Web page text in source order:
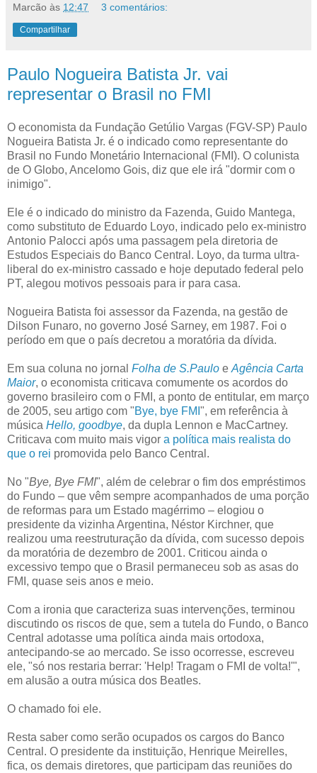
Marcão às 12:47 3 comentários:
Compartilhar
Paulo Nogueira Batista Jr. vai
representar o Brasil no FMI
O economista da Fundação Getúlio Vargas (FGV-SP) Paulo
Nogueira Batista Jr. é o indicado como representante do
Brasil no Fundo Monetário Internacional (FMI). O colunista
de O Globo, Ancelomo Gois, diz que ele irá "dormir com o
inimigo".
Ele é o indicado do ministro da Fazenda, Guido Mantega,
como substituto de Eduardo Loyo, indicado pelo ex-ministro
Antonio Palocci após uma passagem pela diretoria de
Estudos Especiais do Banco Central. Loyo, da turma ultra-
liberal do ex-ministro cassado e hoje deputado federal pelo
PT, alegou motivos pessoais para ir para casa.
Nogueira Batista foi assessor da Fazenda, na gestão de
Dilson Funaro, no governo José Sarney, em 1987. Foi o
período em que o país decretou a moratória da dívida.
Em sua coluna no jornal Folha de S.Paulo e Agência Carta
Maior, o economista criticava comumente os acordos do
governo brasileiro com o FMI, a ponto de entitular, em março
de 2005, seu artigo com "Bye, bye FMI ", em referência à
música Hello, goodbye, da dupla Lennon e MacCartney.
Criticava com muito mais vigor a política mais realista do
que o rei promovida pelo Banco Central.
No "Bye, Bye FMI", além de celebrar o fim dos empréstimos
do Fundo – que vêm sempre acompanhados de uma porção
de reformas para um Estado magérrimo – elogiou o
presidente da vizinha Argentina, Néstor Kirchner, que
realizou uma reestruturação da dívida, com sucesso depois
da moratória de dezembro de 2001. Criticou ainda o
excessivo tempo que o Brasil permaneceu sob as asas do
FMI, quase seis anos e meio.
Com a ironia que caracteriza suas intervenções, terminou
discutindo os riscos de que, sem a tutela do Fundo, o Banco
Central adotasse uma política ainda mais ortodoxa,
antecipando-se ao mercado. Se isso ocorresse, escreveu
ele, "só nos restaria berrar: 'Help! Tragam o FMI de volta!'",
em alusão a outra música dos Beatles.
O chamado foi ele.
Resta saber como serão ocupados os cargos do Banco
Central. O presidente da instituição, Henrique Meirelles,
fica, os demais diretores, que participam das reuniões do